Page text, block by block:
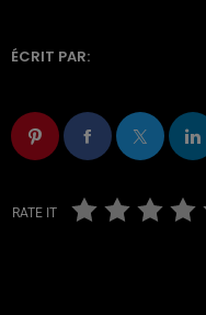
ÉCRIT PAR:
RATE IT